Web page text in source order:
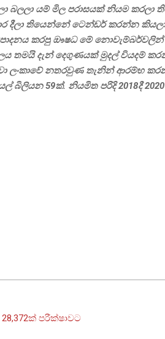
යම් මිල පරාසයක් නියම කරලා
දීලා තියෙන්නේ ටෙන්ඩර් කරන්න
කරපු ඖෂධ මේ
තමයි දැන් දෙගුණයක් මුදල් වියදම්
ලංකාවේ නතරවුණ තැනින් ආරම්භ
බිලියන 59ක්. නියමිත පරිදි 2018දී
පරීක්ෂාවට